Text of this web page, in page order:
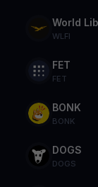
World
WLFI
FET
FET
BONK
BONK
DOGS
DOGS